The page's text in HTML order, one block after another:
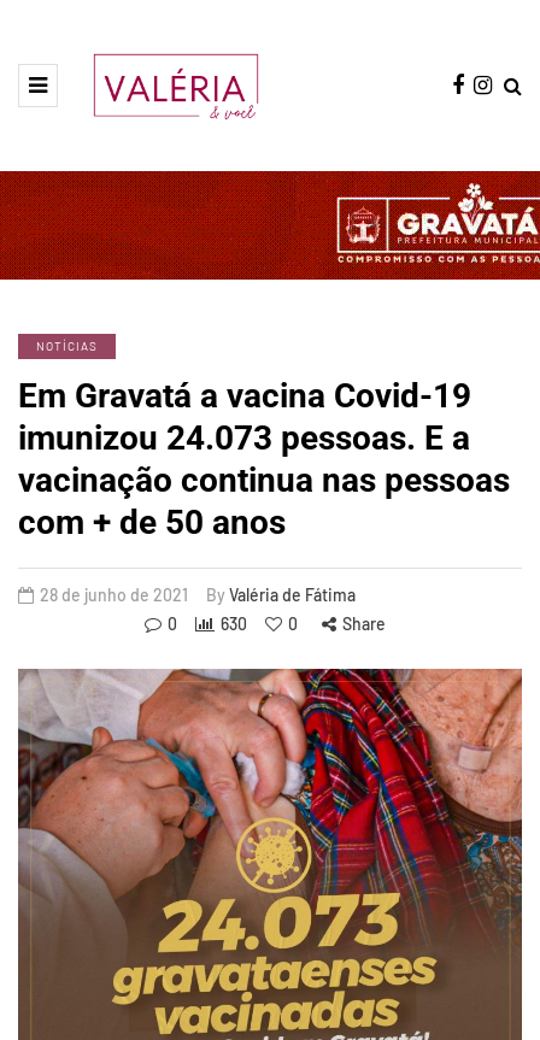
NOTÍCIAS
Em Gravatá a vacina Covid-19
imunizou 24.073 pessoas. E a
vacinação continua nas pessoas
com + de 50 anos
28 de junho de 2021 By Valéria de Fátima
0
630 0 Share